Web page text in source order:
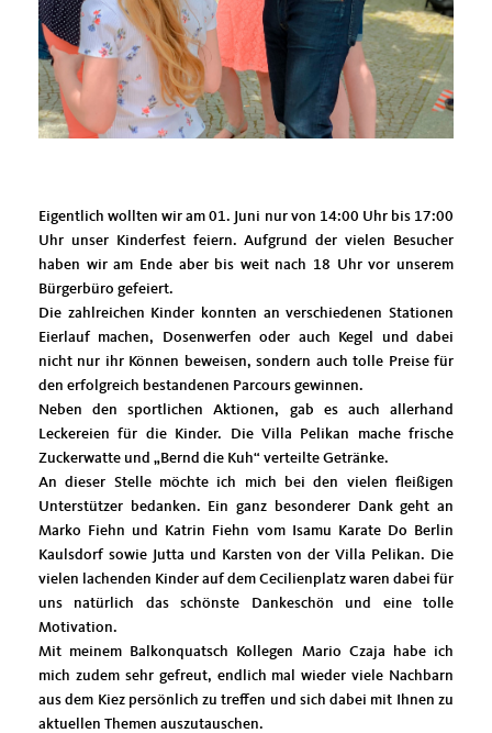
Eigentlich wollten wir am 01. Juni nur von 14:00 Uhr bis 17:00
Uhr unser Kinderfest feiern. Aufgrund der vielen Besucher
haben wir am Ende aber bis weit nach 18 Uhr vor unserem
Bürgerbüro gefeiert.
Die zahlreichen Kinder konnten an verschiedenen Stationen
Eierlauf machen, Dosenwerfen oder auch Kegel und dabei
nicht nur ihr Können beweisen, sondern auch tolle Preise für
den erfolgreich bestandenen Parcours gewinnen.
Neben den sportlichen Aktionen, gab es auch allerhand
Leckereien für die Kinder. Die Villa Pelikan mache frische
Zuckerwatte und „Bernd die Kuh“ verteilte Getränke.
An dieser Stelle möchte ich mich bei den vielen fleißigen
Unterstützer bedanken. Ein ganz besonderer Dank geht an
Marko Fiehn und Katrin Fiehn vom Isamu Karate Do Berlin
Kaulsdorf sowie Jutta und Karsten von der Villa Pelikan. Die
vielen lachenden Kinder auf dem Cecilienplatz waren dabei für
uns natürlich das schönste Dankeschön und eine tolle
Motivation.
Mit meinem Balkonquatsch Kollegen Mario Czaja habe ich
mich zudem sehr gefreut, endlich mal wieder viele Nachbarn
aus dem Kiez persönlich zu treffen und sich dabei mit Ihnen zu
aktuellen Themen auszutauschen.